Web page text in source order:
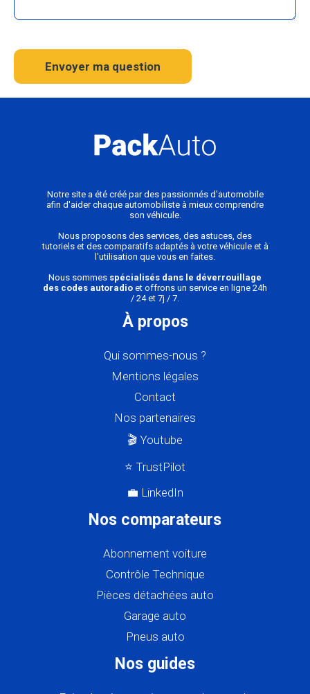
Envoyer ma question
Notre site a été créé par des passionnés d'automobile
afin d'aider chaque automobiliste à mieux comprendre
son véhicule.
Nous proposons des services, des astuces, des
tutoriels et des comparatifs adaptés à votre véhicule et à
l'utilisation que vous en faites.
Nous sommes spécialisés dans le déverrouillage
des codes autoradio et offrons un service en ligne 24h
/ 24 et 7j / 7.
À propos
Qui sommes-nous ?
Mentions légales
Contact
Nos partenaires
🎬 Youtube
⭐ TrustPilot
💼 LinkedIn
Nos comparateurs
Abonnement voiture
Contrôle Technique
Pièces détachées auto
Garage auto
Pneus auto
Nos guides